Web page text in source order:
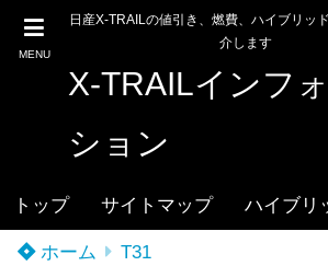
MENU
日産X-TRAILの値引き、燃費、ハイブリッ
介します
X-TRAILインフ
ション
トップ サイトマップ ハイブリ
ホーム T31